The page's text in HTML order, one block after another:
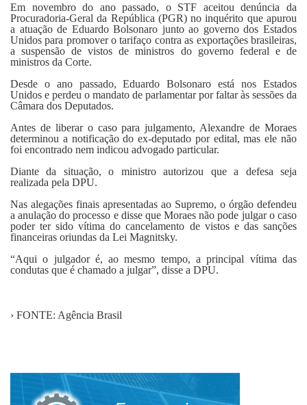
Em novembro do ano passado, o STF aceitou denúncia da
Procuradoria-Geral da República (PGR) no inquérito que apurou
a atuação de Eduardo Bolsonaro junto ao governo dos Estados
Unidos para promover o tarifaço contra as exportações brasileiras,
a suspensão de vistos de ministros do governo federal e de
ministros da Corte.
Desde o ano passado, Eduardo Bolsonaro está nos Estados
Unidos e perdeu o mandato de parlamentar por faltar às sessões da
Câmara dos Deputados.
Antes de liberar o caso para julgamento, Alexandre de Moraes
determinou a notificação do ex-deputado por edital, mas ele não
foi encontrado nem indicou advogado particular.
Diante da situação, o ministro autorizou que a defesa seja
realizada pela DPU.
Nas alegações finais apresentadas ao Supremo, o órgão defendeu
a anulação do processo e disse que Moraes não pode julgar o caso
poder ter sido vítima do cancelamento de vistos e das sanções
financeiras oriundas da Lei Magnitsky.
“Aqui o julgador é, ao mesmo tempo, a principal vítima das
condutas que é chamado a julgar”, disse a DPU.
› FONTE: Agência Brasil